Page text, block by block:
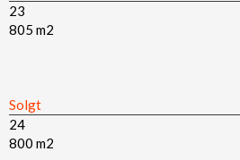
23
805 m2​
Solgt​
24
800 m2​